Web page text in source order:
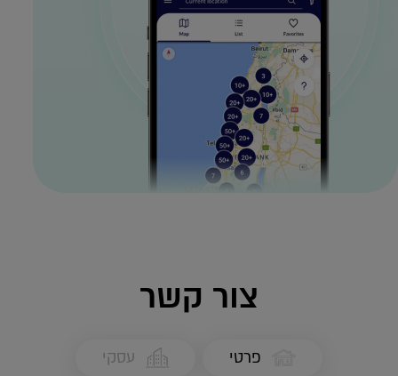
צור קשר
פרטי עסקי